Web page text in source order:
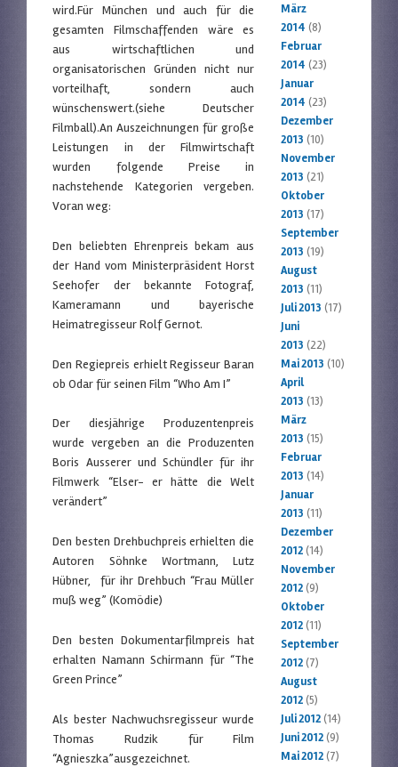
wird.Für München und auch für die
gesamten Filmschaffenden wäre es
aus wirtschaftlichen und
organisatorischen Gründen nicht nur
vorteilhaft, sondern auch
wünschenswert.(siehe Deutscher
Filmball).An Auszeichnungen für große
Leistungen in der Filmwirtschaft
wurden folgende Preise in
nachstehende Kategorien vergeben.
Voran weg:
Den beliebten Ehrenpreis bekam aus
der Hand vom Ministerpräsident Horst
Seehofer der bekannte Fotograf,
Kameramann und bayerische
Heimatregisseur Rolf Gernot.
Den Regiepreis erhielt Regisseur Baran
ob Odar für seinen Film “Who Am I”
Der diesjährige Produzentenpreis
wurde vergeben an die Produzenten
Boris Ausserer und Schündler für ihr
Filmwerk “Elser- er hätte die Welt
verändert”
Den besten Drehbuchpreis erhielten die
Autoren Söhnke Wortmann, Lutz
Hübner, für ihr Drehbuch “Frau Müller
muß weg” (Komödie)
Den besten Dokumentarfilmpreis hat
erhalten Namann Schirmann für “The
Green Prince”
Als bester Nachwuchsregisseur wurde
Thomas Rudzik für Film
“Agnieszka”ausgezeichnet.
März
2014 (8)
Februar
2014 (23)
Januar
2014 (23)
Dezember
2013 (10)
November
2013 (21)
Oktober
2013 (17)
September
2013 (19)
August
2013 (11)
Juli 2013 (17)
Juni
2013 (22)
Mai 2013 (10)
April
2013 (13)
März
2013 (15)
Februar
2013 (14)
Januar
2013 (11)
Dezember
2012(14)
November
2012(9)
Oktober
2012(11)
September
2012(7)
August
2012(5)
Juli 2012(14)
Juni 2012(9)
Mai 2012(7)